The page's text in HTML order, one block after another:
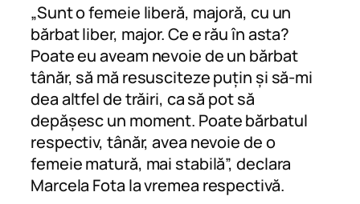
„Sunt o femeie liberă, majoră, cu un
bărbat liber, major. Ce e rău în asta?
Poate eu aveam nevoie de un bărbat
tânăr, să mă resusciteze puțin și să-mi
dea altfel de trăiri, ca să pot să
depășesc un moment. Poate bărbatul
respectiv, tânăr, avea nevoie de o
femeie matură, mai stabilă”, declara
Marcela Fota la vremea respectivă.